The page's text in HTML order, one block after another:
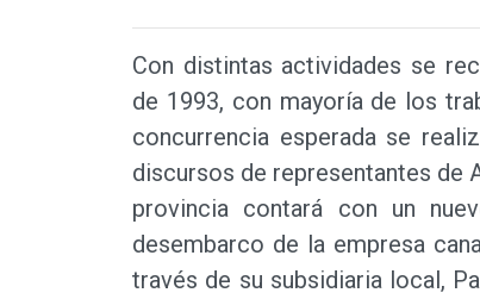
Con distintas actividades se
de 1993, con mayoría de los
concurrencia esperada se
discursos de representantes de
provincia contará con un
desembarco de la empresa
través de su subsidiaria local,